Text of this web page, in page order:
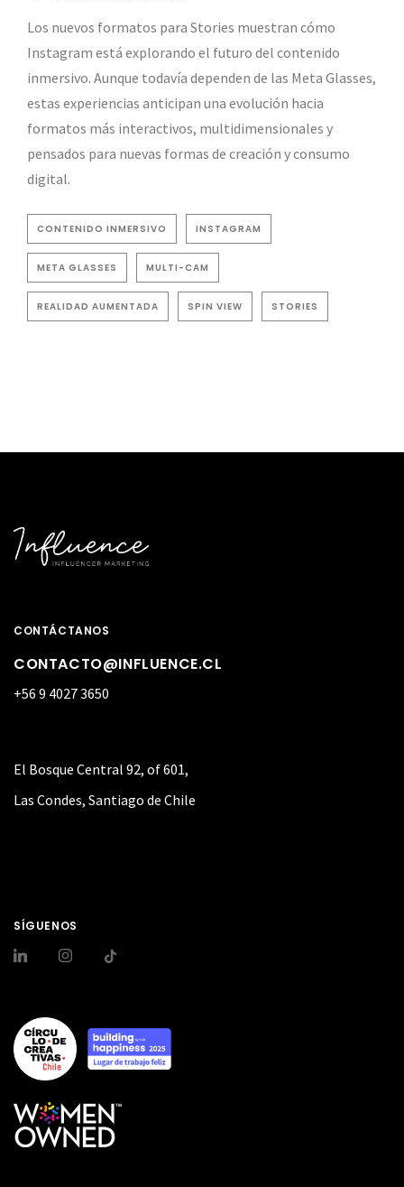
Los nuevos formatos para Stories muestran cómo
Instagram está explorando el futuro del contenido
inmersivo. Aunque todavía dependen de las Meta Glasses,
estas experiencias anticipan una evolución hacia
formatos más interactivos, multidimensionales y
pensados para nuevas formas de creación y consumo
digital.
CONTENIDO INMERSIVO INSTAGRAM
META GLASSES MULTI-CAM
REALIDAD AUMENTADA SPIN VIEW STORIES
CONTÁCTANOS
CONTACTO@INFLUENCE.CL
+56 9 4027 3650
El Bosque Central 92, of 601,
Las Condes, Santiago de Chile
SÍGUENOS